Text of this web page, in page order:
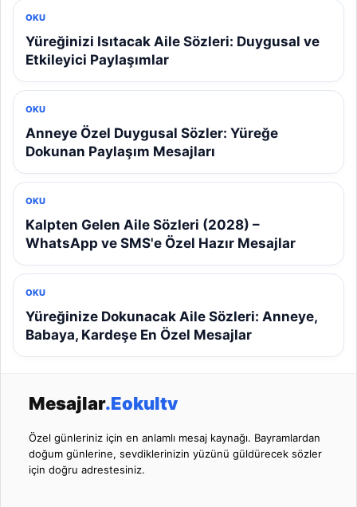
OKU
Yüreğinizi Isıtacak Aile Sözleri: Duygusal ve
Etkileyici Paylaşımlar
OKU
Anneye Özel Duygusal Sözler: Yüreğe
Dokunan Paylaşım Mesajları
OKU
Kalpten Gelen Aile Sözleri (2028) –
WhatsApp ve SMS'e Özel Hazır Mesajlar
OKU
Yüreğinize Dokunacak Aile Sözleri: Anneye,
Babaya, Kardeşe En Özel Mesajlar
Mesajlar.Eokultv
Özel günleriniz için en anlamlı mesaj kaynağı. Bayramlardan
doğum günlerine, sevdiklerinizin yüzünü güldürecek sözler
için doğru adrestesiniz.